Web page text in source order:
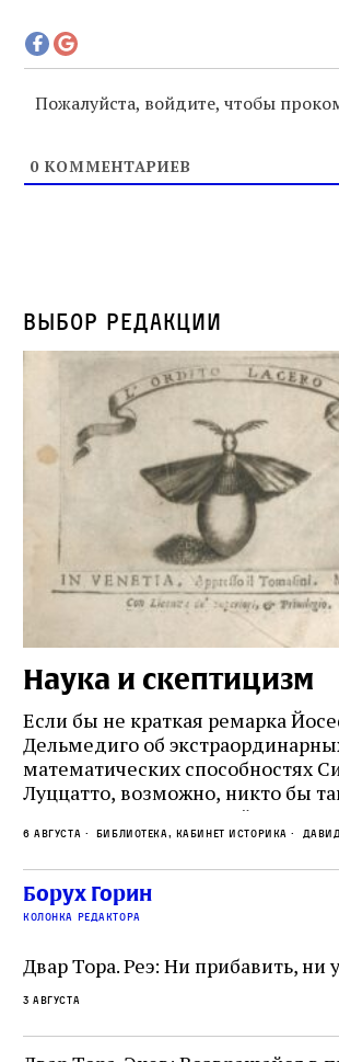
Пожалуйста, войдите, чтобы
0 КОММЕНТАРИЕВ
Выбор редакции
Наука и скептицизм
Если бы не краткая ремарка
Дельмедиго об
математических способностях
Луццатто, возможно, никто бы
что этот эрудированный и
сварливый венецианский
какое‑то отношение к научной
На протяжении почти
вплоть до своей кончины,
6 августа Библиотека, кабинет историка
Борух Горин
колонка редактора
Двар Тора. Реэ: Ни прибавить, ни
3 августа